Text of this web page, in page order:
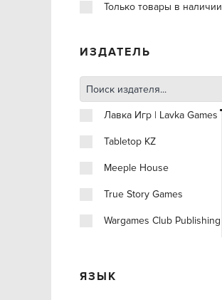
Только товары в наличии
ИЗДАТЕЛЬ
Лавка Игр | Lavka Games
Tabletop KZ
Meeple House
True Story Games
Wargames Club Publishing
Nastolki.by
ЯЗЫК